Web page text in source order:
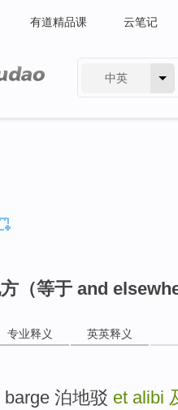
有道精品课 云笔记
中英
（等于 and
专业释义 英英释义
barge 泊地驳 et alibi